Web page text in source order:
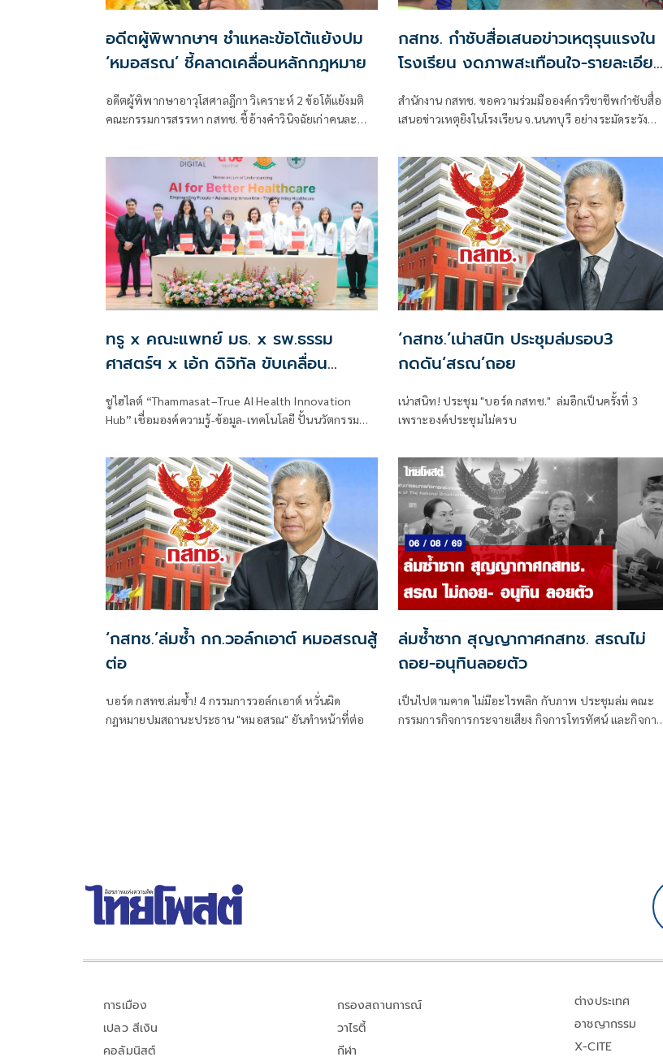
อดีตผู้พิพากษาฯ ชำแหละข้อโต้แย้งปม
‘หมอสรณ’ ชี้คลาดเคลื่อนหลักกฎหมาย
อดีตผู้พิพากษาอาวุโสศาลฎีกา วิเคราะห์ 2 ข้อโต้แย้งมติ
คณะกรรมการสรรหา กสทช. ชี้อ้างคำวินิจฉัยเก่าคนละ
ศาลปกครองล่าสุดประกอบปมคุณสมบัติ ‘หมอสรณ’
กสทช. กำชับสื่อเสนอข่าวเหตุรุนแรงใน
โรงเรียน งดภาพสะเทือนใจ-รายละเอียด
สำนักงาน กสทช. ขอความร่วมมือองค์กรวิชาชีพกำชับสื่อ
เสนอข่าวเหตุยิงในโรงเรียน จ.นนทบุรี อย่างระมัดระวัง
ทรู x คณะแพทย์ มธ. x รพ.ธรรม
ศาสตร์ฯ x เอ้ก ดิจิทัล ขับเคลื่อน
ชูไฮไลต์ “Thammasat–True AI Health Innovation
Hub” เชื่อมองค์ความรู้-ข้อมูล-เทคโนโลยี ปั้นนวัตกรรม
และบุคลากร
‘กสทช.’เน่าสนิท ประชุมล่มรอบ3
กดดัน‘สรณ’ถอย
เน่าสนิท! ประชุม "บอร์ด กสทช." ล่มอีกเป็นครั้งที่ 3
เพราะองค์ประชุมไม่ครบ
‘กสทช.’ล่มซํ้า กก.วอล์กเอาต์ หมอสรณสู้
ต่อ
บอร์ด กสทช.ล่มซ้ำ! 4 กรรมการวอล์กเอาต์ หวั่นผิด
กฎหมายปมสถานะประธาน "หมอสรณ" ยันทำหน้าที่ต่อ
ล่มซ้ำซาก สุญญากาศกสทช. สรณไม่
ถอย-อนุทินลอยตัว
เป็นไปตามคาด ไม่มีอะไรพลิก กับภาพ ประชุมล่ม คณะ
กรรมการกิจการกระจายเสียง กิจการโทรทัศน์ และกิจการ
การเมือง
เปลว สีเงิน
คอลัมนิสต์
กรองสถานการณ์
วาไรตี้
กีฬา
ต่างประเทศ
อาชญากรรม
X-CITE